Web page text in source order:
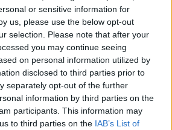
or sensitive information for
us, please use the below opt-out
selection. Please note that after your
you may continue seeing
on personal information utilized by
disclosed to third parties prior to
separately opt-out of the further
information by third parties on the
participants. This information may
to third parties on the IAB’s List of
στη μεγάλη γιορτή της